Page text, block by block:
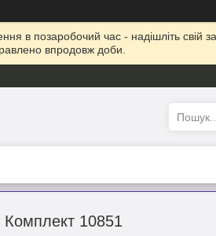
в позаробочий час - надішліть
впродовж доби.
Комплект 10851